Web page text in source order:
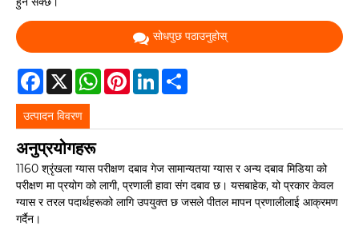
सोधपुछ पठाउनुहोस्
Facebook
X WhatsAppPinterestLinkedIn
उत्पादन विवरण
अनुप्रयोगहरू
1160 श्रृंखला ग्यास परीक्षण दबाव गेज सामान्यतया ग्यास र अन्य दबाव मिडिया को
परीक्षण मा प्रयोग को लागी, प्रणाली हावा संग दबाव छ। यसबाहेक, यो प्रकार केवल
ग्यास र तरल पदार्थहरूको लागि उपयुक्त छ जसले पीतल मापन प्रणालीलाई आक्रमण
गर्दैन।